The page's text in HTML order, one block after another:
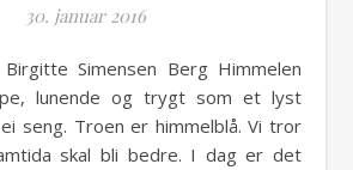
30. januar 2016
lunende og trygt som et lyst
seng. Troen er himmelblå. Vi tror
skal bli bedre. I dag er det